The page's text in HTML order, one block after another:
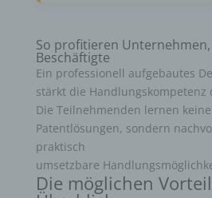
So profitieren
Beschäftigte
Ein professionell aufgebautes
stärkt die Handlungskompetenz
Die Teilnehmenden lernen
Patentlösungen, sondern
praktisch
umsetzbare
Die möglichen